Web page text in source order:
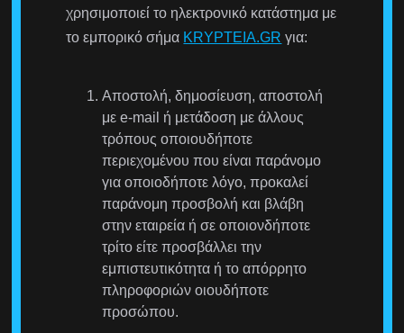
χρησιμοποιεί το ηλεκτρονικό κατάστημα με
το εμπορικό σήμα KRYPTEIA.GR για:
Αποστολή, δημοσίευση, αποστολή
με e-mail ή μετάδοση με άλλους
τρόπους οποιουδήποτε
περιεχομένου που είναι παράνομο
για οποιοδήποτε λόγο, προκαλεί
παράνομη προσβολή και βλάβη
στην εταιρεία ή σε οποιονδήποτε
τρίτο είτε προσβάλλει την
εμπιστευτικότητα ή το απόρρητο
πληροφοριών οιουδήποτε
προσώπου.